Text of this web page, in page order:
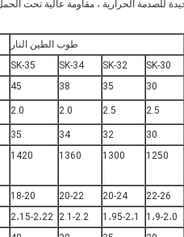
طوب الطين النار
SK-30
SK-32
SK-34
SK-35
30
35
38
45
2.5
2.5
2.0
2.0
30
32
34
35
1250
1300
1360
1420
22-26
20-24
20-22
18-20
1،9-2،0 1،95-2،1 2.1-2.2 2،15-2،22